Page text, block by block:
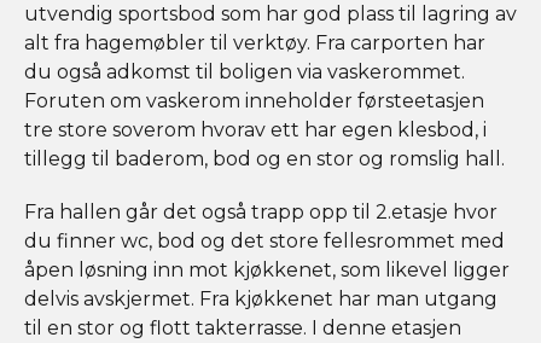
utvendig sportsbod som har god plass til lagring av
alt fra hagemøbler til verktøy. Fra carporten har
du også adkomst til boligen via vaskerommet.
Foruten om vaskerom inneholder førsteetasjen
tre store soverom hvorav ett har egen klesbod, i
tillegg til baderom, bod og en stor og romslig hall.
Fra hallen går det også trapp opp til 2.etasje hvor
du finner wc, bod og det store fellesrommet med
åpen løsning inn mot kjøkkenet, som likevel ligger
delvis avskjermet. Fra kjøkkenet har man utgang
til en stor og flott takterrasse. I denne etasjen